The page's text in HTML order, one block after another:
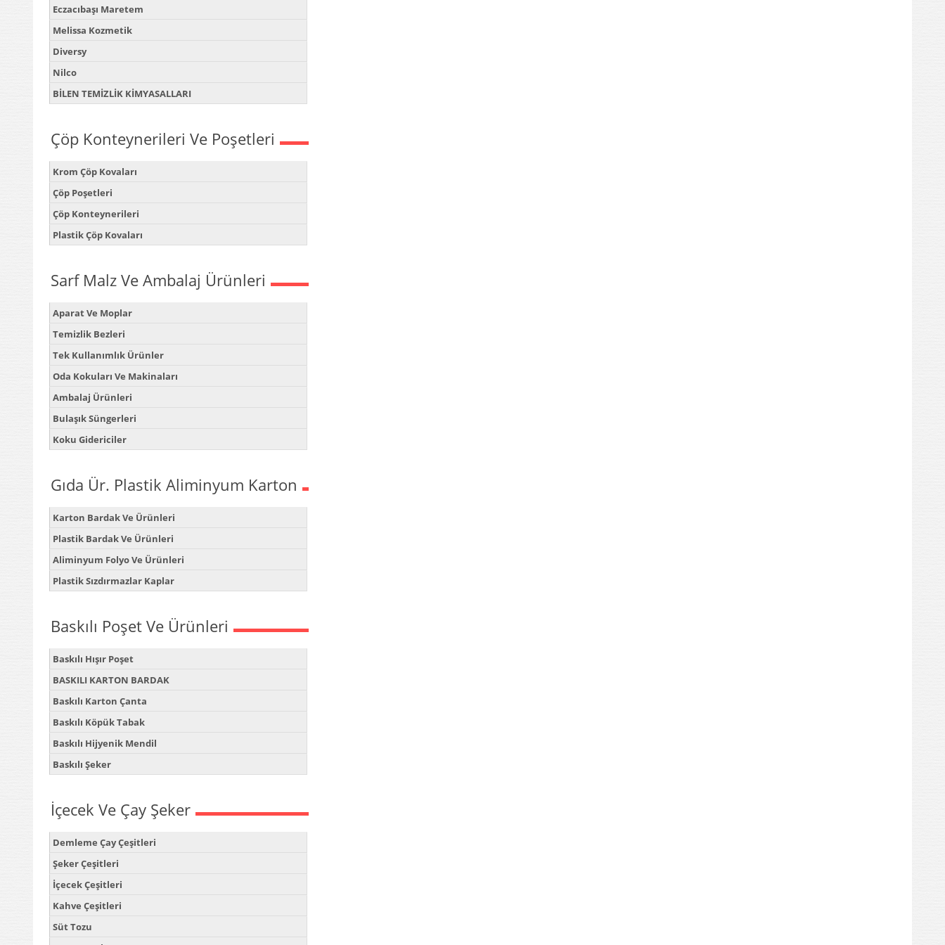
Eczacıbaşı Maretem
Melissa Kozmetik
Diversy
Nilco
BİLEN TEMİZLİK KİMYASALLARI
Çöp Konteynerileri Ve Poşetleri
Krom Çöp Kovaları
Çöp Poşetleri
Çöp Konteynerileri
Plastik Çöp Kovaları
Sarf Malz Ve Ambalaj Ürünleri
Aparat Ve Moplar
Temizlik Bezleri
Tek Kullanımlık Ürünler
Oda Kokuları Ve Makinaları
Ambalaj Ürünleri
Bulaşık Süngerleri
Koku Gidericiler
Gıda Ür. Plastik Aliminyum Karton
Karton Bardak Ve Ürünleri
Plastik Bardak Ve Ürünleri
Aliminyum Folyo Ve Ürünleri
Plastik Sızdırmazlar Kaplar
Baskılı Poşet Ve Ürünleri
Baskılı Hışır Poşet
BASKILI KARTON BARDAK
Baskılı Karton Çanta
Baskılı Köpük Tabak
Baskılı Hijyenik Mendil
Baskılı Şeker
İçecek Ve Çay Şeker
Demleme Çay Çeşitleri
Şeker Çeşitleri
İçecek Çeşitleri
Kahve Çeşitleri
Süt Tozu